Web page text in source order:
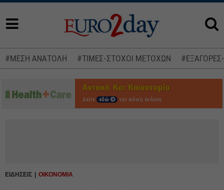
#ΜΕΣΗ ΑΝΑΤΟΛΗ #ΤΙΜΕΣ-ΣΤΟΧΟΙ ΜΕΤΟΧΩΝ
Δείτε εδώ την ειδική έκδοση
ΕΙΔΗΣΕΙΣ ΟΙΚΟΝΟΜΙΑ